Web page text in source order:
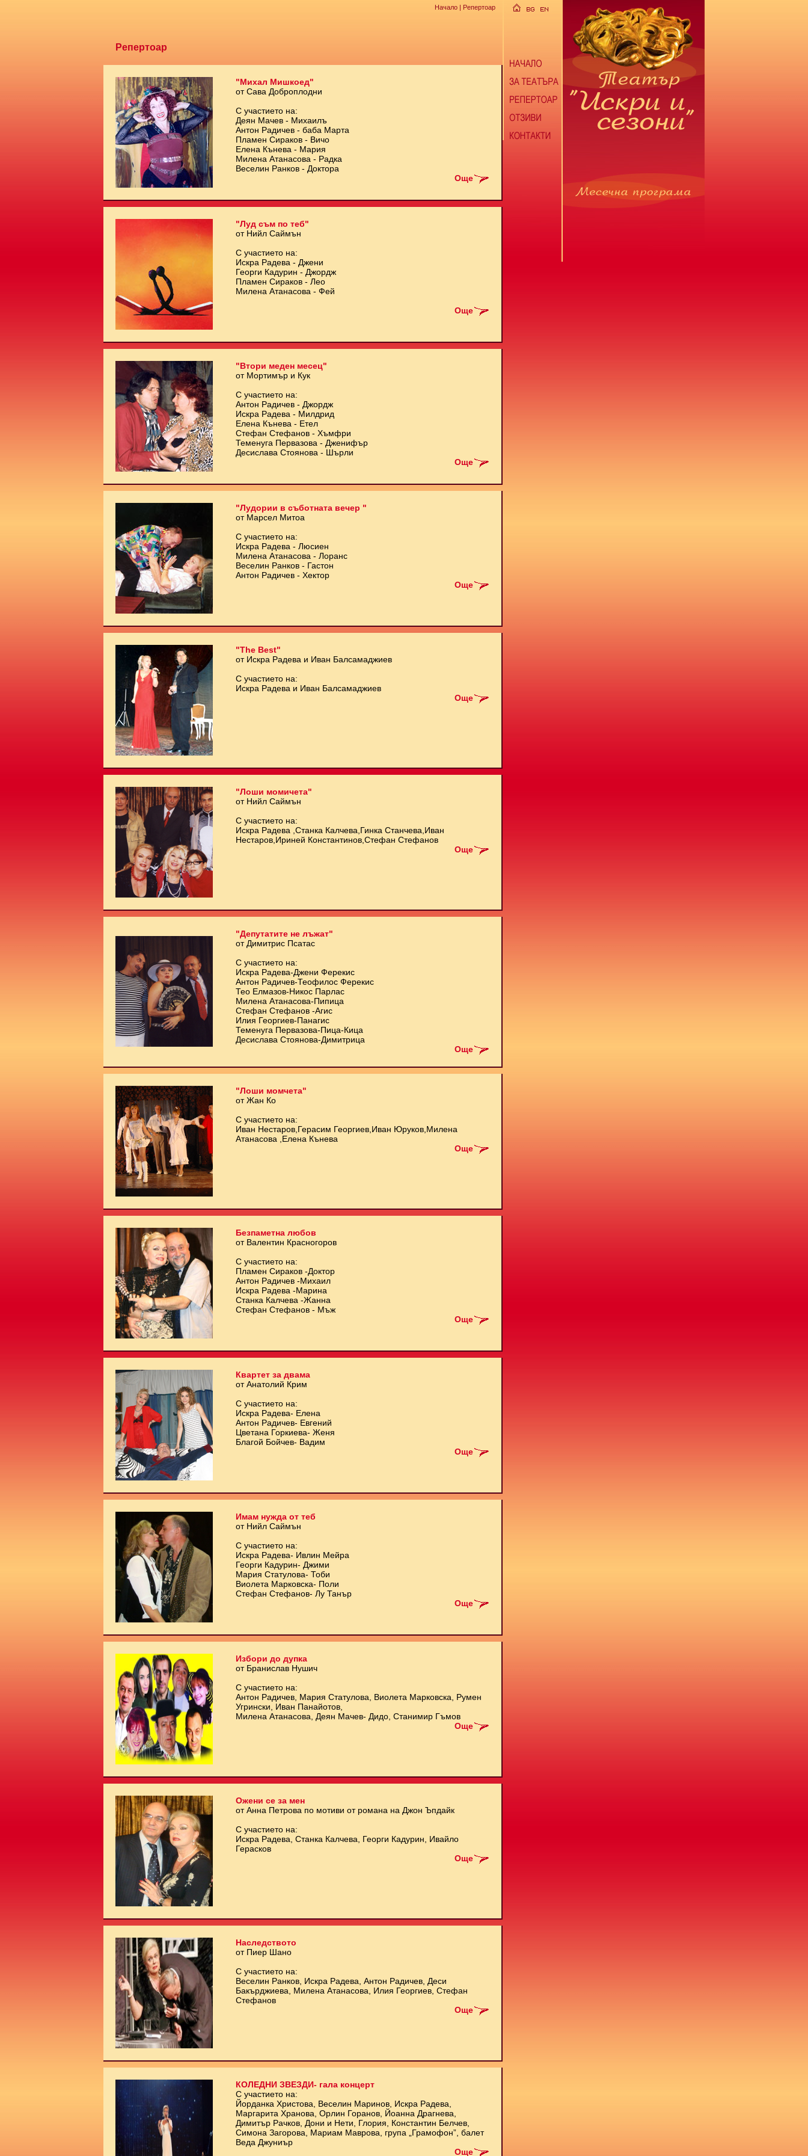
Начало | Репертоар
Репертоар
"Михал Мишкоед"
от Сава Доброплодни
С участието на:
Деян Мачев - Михаилъ
Антон Радичев - баба Марта
Пламен Сираков - Вичо
Елена Кънева - Мария
Милена Атанасова - Радка
Веселин Ранков - Доктора
Още
"Луд съм по теб"
от Нийл Саймън
С участието на:
Искра Радева - Джени
Георги Кадурин - Джордж
Пламен Сираков - Лео
Милена Атанасова - Фей
Още
"Втори меден месец"
от Мортимър и Кук
С участието на:
Антон Радичев - Джордж
Искра Радева - Милдрид
Елена Кънева - Етел
Стефан Стефанов - Хъмфри
Теменуга Первазова - Дженифър
Десислава Стоянова - Шърли
Още
"Лудории в съботната вечер "
от Марсел Митоа
С участието на:
Искра Радева - Люсиен
Милена Атанасова - Лоранс
Веселин Ранков - Гастон
Антон Радичев - Хектор
Още
"The Best"
от Искра Радева и Иван Балсамаджиев
С участието на:
Искра Радева и Иван Балсамаджиев
Още
"Лоши момичета"
от Нийл Саймън
С участието на:
Искра Радева ,Станка Калчева,Гинка Станчева,Иван
Нестаров,Ириней Константинов,Стефан Стефанов
Още
"Депутатите не лъжат"
от Димитрис Псатас
С участието на:
Искра Радева-Джени Ферекис
Антон Радичев-Теофилос Ферекис
Тео Елмазов-Никос Парлас
Милена Атанасова-Пипица
Стефан Стефанов -Агис
Илия Георгиев-Панагис
Теменуга Первазова-Пица-Кица
Десислава Стоянова-Димитрица
Още
"Лоши момчета"
от Жан Ко
С участието на:
Иван Нестаров,Герасим Георгиев,Иван Юруков,Милена
Атанасова ,Елена Кънева
Още
Безпаметна любов
от Валентин Красногоров
С участието на:
Пламен Сираков -Доктор
Антон Радичев -Михаил
Искра Радева -Марина
Станка Калчева -Жанна
Стефан Стефанов - Мъж
Още
Квартет за двама
от Анатолий Крим
С участието на:
Искра Радева- Елена
Антон Радичев- Евгений
Цветана Горкиева- Женя
Благой Бойчев- Вадим
Още
Имам нужда от теб
от Нийл Саймън
С участието на:
Искра Радева- Ивлин Мейра
Георги Кадурин- Джими
Мария Статулова- Тоби
Виолета Марковска- Поли
Стефан Стефанов- Лу Танър
Още
Избори до дупка
от Бранислав Нушич
С участието на:
Антон Радичев, Мария Статулова, Виолета Марковска, Румен
Угрински, Иван Панайотов,
Милена Атанасова, Деян Мачев- Дидо, Станимир Гъмов
Още
Ожени се за мен
от Анна Петрова по мотиви от романа на Джон Ъпдайк
С участието на:
Искра Радева, Станка Калчева, Георги Кадурин, Ивайло
Герасков
Още
Наследството
от Пиер Шано
С участието на:
Веселин Ранков, Искра Радева, Антон Радичев, Деси
Бакърджиева, Милена Атанасова, Илия Георгиев, Стефан
Стефанов
Още
КОЛЕДНИ ЗВЕЗДИ- гала концерт
С участието на:
Йорданка Христова, Веселин Маринов, Искра Радева,
Маргарита Хранова, Орлин Горанов, Йоанна Драгнева,
Димитър Рачков, Дони и Нети, Глория, Константин Белчев,
Симона Загорова, Мариам Маврова, група „Грамофон”, балет
Веда Джуниър
Още